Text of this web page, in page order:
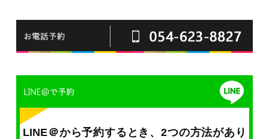
LINE＠から予約するとき、2つの方法があり